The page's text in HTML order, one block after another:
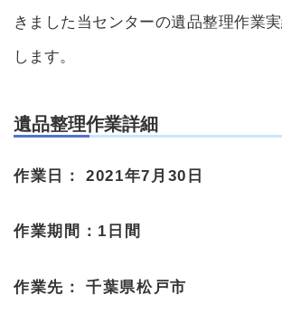
きました当センターの遺品整理作業
します。
遺品整理作業詳細
作業日： 2021年7月30日
作業期間： 1日間
作業先： 千葉県松戸市